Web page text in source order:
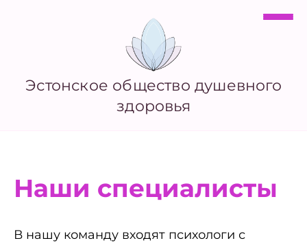
Эстонское общество душевного
здоровья
Наши специалисты
В нашу команду входят психологи с